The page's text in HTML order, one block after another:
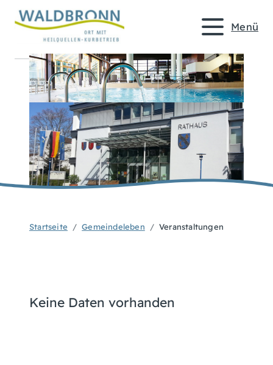
Menü
Startseite Gemeindeleben Veranstaltungen
Keine Daten vorhanden